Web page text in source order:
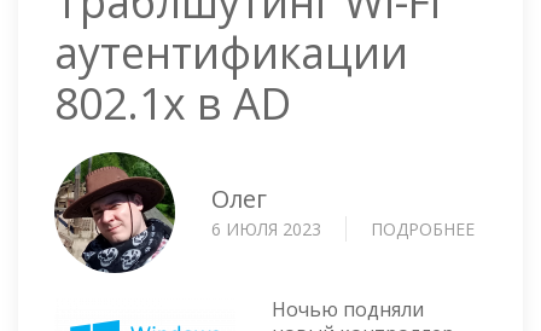
аутентификации
802.1x в AD
Олег
6 ИЮЛЯ 2023 ПОДРОБНЕЕ
Ночью подняли